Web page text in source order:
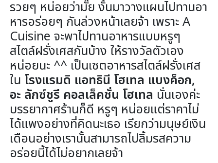
รวยๆ หน่อยว่ามั๊ย งั้นมาวางแผนไปทานอา
หารอร่อยๆ กันล่วงหน้าเลยจ้า เพราะ A
Cuisine จะพาไปทานอาหารแบบหรูๆ
สไตล์ฝรั่งเศสกันบ้าง ให้รางวัลตัวเอง
หน่อยนะ ^^ เป็นเซตอาหารสไตล์ฝรั่งเศส
ใน โรงแรมดิ แอทธินี โฮเทล แบงค็อก,
อะ ลักซ์ชูรี คอลเล็คชั่น โฮเทล นั่นเองค่ะ
บรรยากาศร้านก็ดี หรูๆ หน่อยแต่ราคาไม่
ได้แพงอย่างที่คิดนะเธอ เรียกว่ามนุษย์เงิน
เดือนอย่างเรานั้นสามารถไปลิ้มรสความ
อร่อยนี้ได้ไม่อยากเลยจ้า